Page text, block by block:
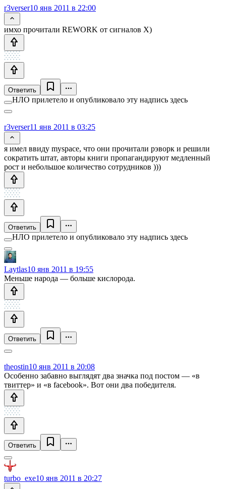
r3verser10 янв 2011 в 22:00
имхо прочитали REWORK от сигналов X)
Ответить
НЛО прилетело и опубликовало эту надпись здесь
r3verser11 янв 2011 в 03:25
я имел ввиду myspace, что они прочитали рэворк и решили
сократить штат, авторы книги пропагандируют медленный
рост и небольшое количество сотрудников )))
Ответить
НЛО прилетело и опубликовало эту надпись здесь
Laytlas10 янв 2011 в 19:55
Меньше народа — больше кислорода.
Ответить
theostin10 янв 2011 в 20:08
Особенно забавно выглядят два значка под постом — «в
твиттер» и «в facebook». Вот они два победителя.
Ответить
turbo_exe10 янв 2011 в 20:27